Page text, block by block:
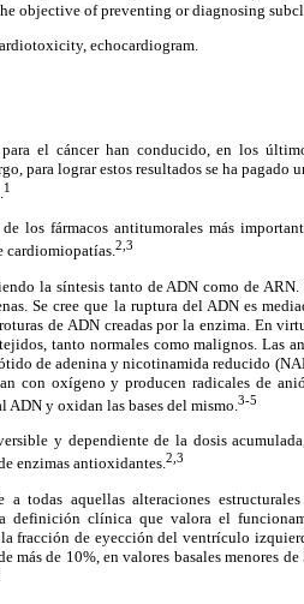
objective of preventing or diagnosing
echocardiogram.
el cáncer han conducido, en los
para lograr estos resultados se ha pagado
1
los fármacos antitumorales más
cardiomiopatías.2,3
la síntesis tanto de ADN como de
Se cree que la ruptura del ADN es
de ADN creadas por la enzima. En
tanto normales como malignos. Las
de adenina y nicotinamida reducido
con oxígeno y producen radicales de
y oxidan las bases del mismo. 3-5
y dependiente de la dosis
enzimas antioxidantes.2,3
todas aquellas alteraciones
definición clínica que valora el
fracción de eyección del ventrículo
de 10%, en valores basales menores